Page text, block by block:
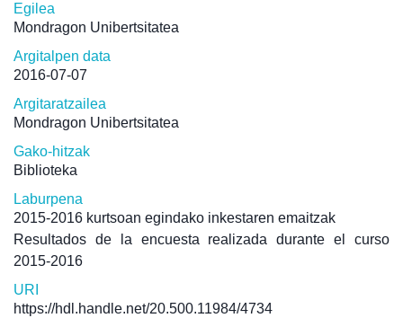
Egilea
Mondragon Unibertsitatea
Argitalpen data
2016-07-07
Argitaratzailea
Mondragon Unibertsitatea
Gako-hitzak
Biblioteka
Laburpena
2015-2016 kurtsoan egindako inkestaren emaitzak
Resultados de la encuesta realizada durante el curso
2015-2016
URI
https://hdl.handle.net/20.500.11984/4734